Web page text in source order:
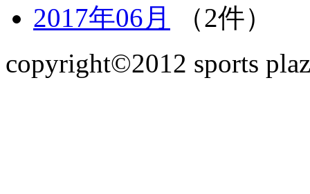
2017年06月
（2件）
copyright©2012 sports